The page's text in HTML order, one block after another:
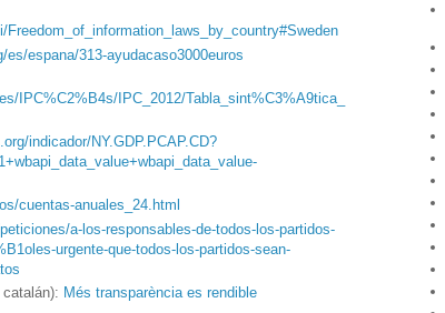
Freedom_of_information_laws_by_country#Sweden
espana/313-ayudacaso3000euros
IPC%C2%B4s/IPC_2012/Tabla_sint%C3%A9tica_
indicador/NY.GDP.PCAP.CD?
cuentas-anuales_24.html
a-los-responsables-de-todos-los-partidos-
urgente-que-todos-los-partidos-sean-
Més transparència es rendible